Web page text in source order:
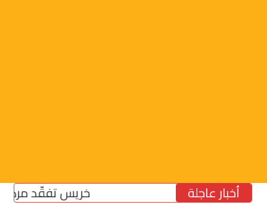
أخبار عاجلة خريس تفقّد مركز